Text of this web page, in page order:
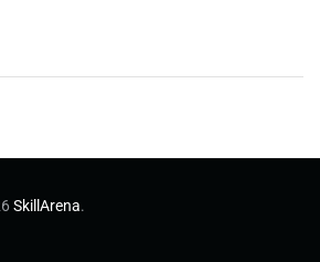
SkillArena.